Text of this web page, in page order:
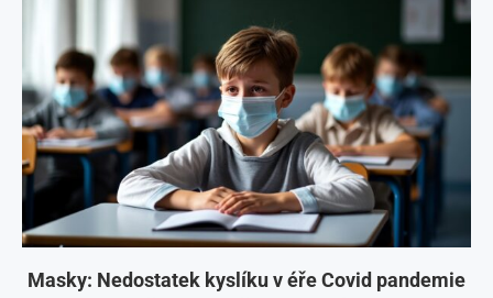
Masky: Nedostatek kyslíku v éře Covid pandemie